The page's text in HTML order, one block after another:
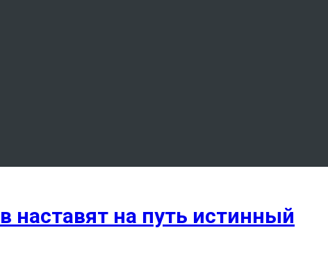
наставят на путь истинный